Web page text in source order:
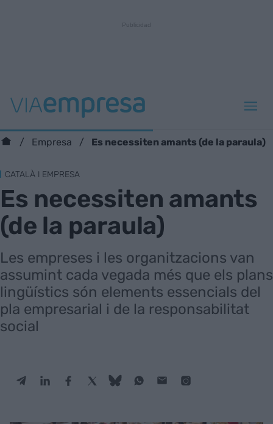
Empresa Es necessiten amants (de la paraula)
CATALÀ I EMPRESA
Es necessiten amants
(de la paraula)
Les empreses i les organitzacions van
assumint cada vegada més que els plans
lingüístics són elements essencials del
pla empresarial i de la responsabilitat
social